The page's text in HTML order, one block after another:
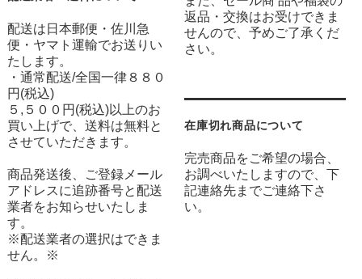
配送は日本郵便・佐川急
便・ヤマト運輸でお送りい
たします。
・通常配送/全国一律８８０
円(税込)
５,５００円(税込)以上のお
買い上げで、送料は無料と
させていただきます。
商品発送後、ご登録メール
アドレスに追跡番号と配送
業者をお知らせいたしま
す。
※配送業者の選択はできま
せん。※
返品・交換はお受けできま
せんので、予めご了承くだ
さい。
在庫切れ商品について
完売商品をご希望の場合、
お調べいたしますので、下
記連絡先までご連絡下さ
い。